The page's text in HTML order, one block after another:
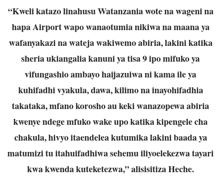
“Kweli katazo linahusu Watanzania wote na wageni na
hapa Airport wapo wanaotumianikiwa na maana ya
wafanyakazi na wateja wakiwemo abiria, lakini katika
sheriaukiangalia kanuni ya tisa 9 ipo mifuko ya
vifungashio ambayo haijazuiwa ni kama ile ya
kuhifadhi vyakula, dawa, kilimo na inayohifadhia
takataka, mfano korosho au kekiwanazopewa abiria
kwenye ndege mfuko wake upo katika kipengele cha
chakula, hivyoitaendelea kutumika lakini baada ya
matumizi tu itahuifadhiwa sehemu iliyoelekezwatayari
kwa kwenda kuteketezwa,” alisisitiza Heche.